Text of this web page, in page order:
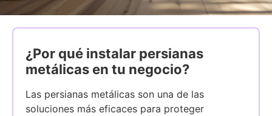
¿Por qué instalar persianas
metálicas en tu negocio?
Las persianas metálicas son una de las
soluciones más eficaces para proteger